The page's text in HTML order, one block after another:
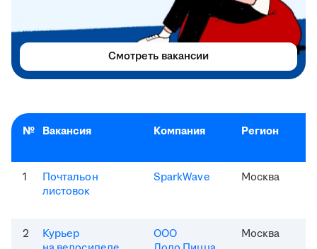
№ Вакансия Компания Регион
1
Почтальон
листовок
SparkWave Москва
2
Курьер
ООО
Москва
Смотреть вакансии